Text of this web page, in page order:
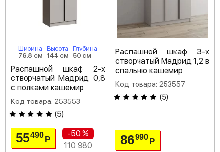
Ширина
76.8 см
Высота
144 см
Глубина
50 см
Распашной шкаф 2-х
створчатый Мадрид 0,8
с полками кашемир
Код товара: 253553
(5)
55490Р
-50 %
110 980
Распашной шкаф 3-х
створчатый Мадрид 1,2 в
спальню кашемир
Код товара: 253557
(5)
86990 Р